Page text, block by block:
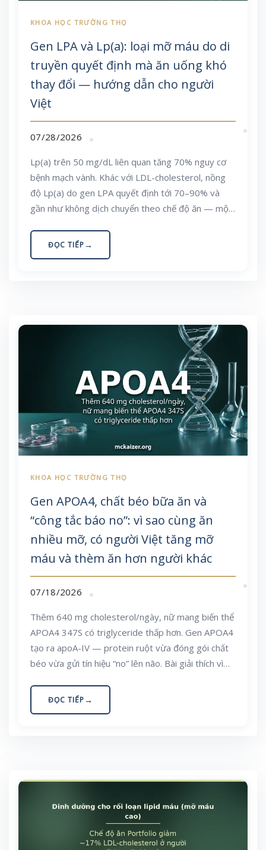
Gen LPA và Lp(a): loại mỡ máu do di
truyền quyết định mà ăn uống khó
thay đổi — hướng dẫn cho người
Việt
07/28/2026
Lp(a) trên 50 mg/dL liên quan tăng 70% nguy cơ
bệnh mạch vành. Khác với LDL-cholesterol, nồng
độ Lp(a) do gen LPA quyết định tới 70–90% và
gần như không dịch chuyển theo chế độ ăn — một
nhồi máu cơ tim sớm. Bài viết giải thích cơ chế, các
biến thể chính của gen LPA, dinh dưỡng thực sự
ĐỌC TIẾP
Gen APOA4, chất béo bữa ăn và
“công tắc báo no”: vì sao cùng ăn
nhiều mỡ, có người Việt tăng mỡ
máu và thèm ăn hơn người khác
07/18/2026
Thêm 640 mg cholesterol/ngày, nữ mang biến thể
APOA4 347S có triglyceride thấp hơn. Gen APOA4
tạo ra apoA-IV — protein ruột vừa đóng gói chất
béo vừa gửi tín hiệu “no” lên não. Bài giải thích vì
và cảm giác thèm ăn một kiểu, và nên ăn thế nào
cho hợp lý.
ĐỌC TIẾP